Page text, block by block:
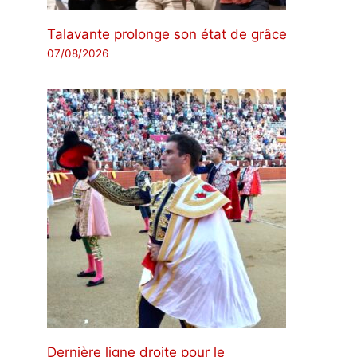
Talavante prolonge son état de grâce
07/08/2026
Dernière ligne droite pour le